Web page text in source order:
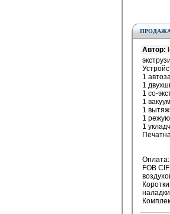
Автор:
1
1
1 со-
1
1
1
1
Оплата:
FOB